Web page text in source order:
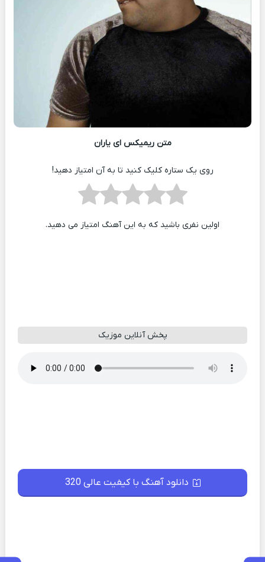
متن ریمیکس ای یاران
روی یک ستاره کلیک کنید تا به آن امتیاز دهید!
اولین نفری باشید که به این آهنگ امتیاز می دهید.
پخش آنلاین موزیک
دانلود آهنگ با کیفیت عالی 320